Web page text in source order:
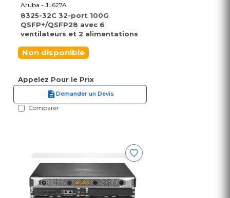
Aruba - JL627A
8325-32C 32-port 100G
QSFP+/QSFP28 avec 6
ventilateurs et 2 alimentations
Non disponible
Appelez Pour le Prix
Demander un Devis
Comparer